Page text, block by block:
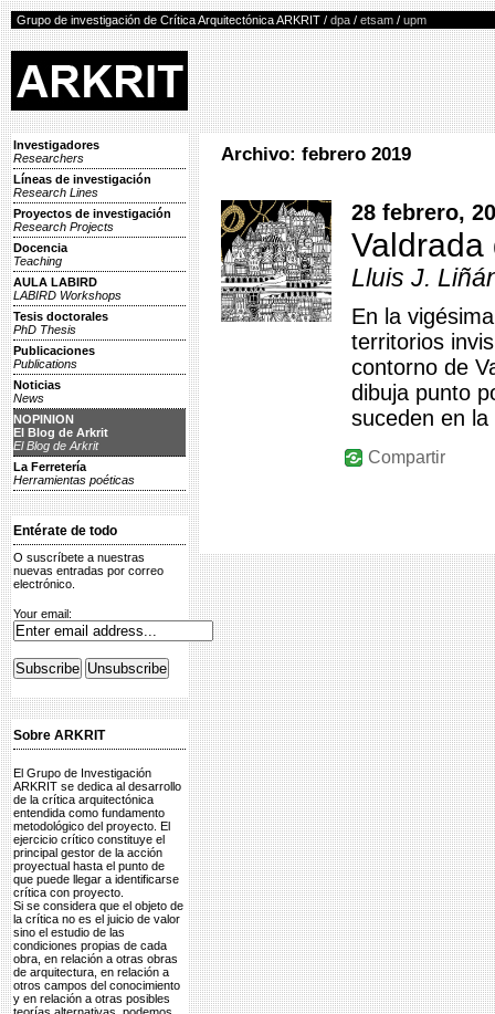
Grupo de investigación de Crítica Arquitectónica ARKRIT / dpa / etsam / upm
Investigadores
Researchers
Líneas de investigación
Research Lines
Proyectos de investigación
Research Projects
Docencia
Teaching
AULA LABIRD
LABIRD Workshops
Tesis doctorales
PhD Thesis
Publicaciones
Publications
Noticias
News
NOPINION
El Blog de Arkrit
El Blog de Arkrit
La Ferretería
Herramientas poéticas
Entérate de todo
O suscríbete a nuestras
nuevas entradas por correo
electrónico.
Your email:
Sobre ARKRIT
El Grupo de Investigación
ARKRIT se dedica al desarrollo
de la crítica arquitectónica
entendida como fundamento
metodológico del proyecto. El
ejercicio crítico constituye el
principal gestor de la acción
proyectual hasta el punto de
que puede llegar a identificarse
crítica con proyecto.
Si se considera que el objeto de
la crítica no es el juicio de valor
sino el estudio de las
condiciones propias de cada
obra, en relación a otras obras
de arquitectura, en relación a
otros campos del conocimiento
y en relación a otras posibles
Archivo: febrero 2019
28 febrero,
Valdrada
Lluis J.
En la
territorios
contorno de
dibuja punto
suceden en
Compartir